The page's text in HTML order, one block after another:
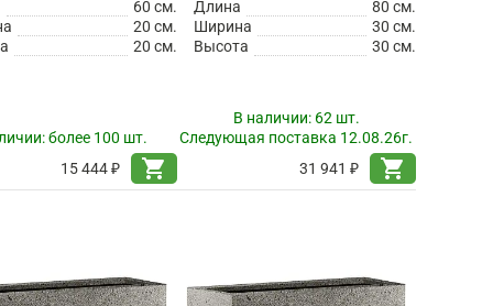
60 см.
20 см.
20 см.
более 100 шт.
15 444 ₽
shopping_cart
Длина
80 см.
Ширина
30 см.
Высота
30 см.
В наличии: 62 шт.
Следующая поставка 12.08.26г.
31 941 ₽
shopping_cart